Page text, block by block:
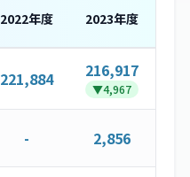
2022年度 2023年度
221,884 216,917
▼4,967
- 2,856